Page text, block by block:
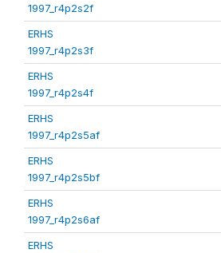
1997_r4p2s2f
ERHS
1997_r4p2s3f
ERHS
1997_r4p2s4f
ERHS
1997_r4p2s5af
ERHS
1997_r4p2s5bf
ERHS
1997_r4p2s6af
ERHS